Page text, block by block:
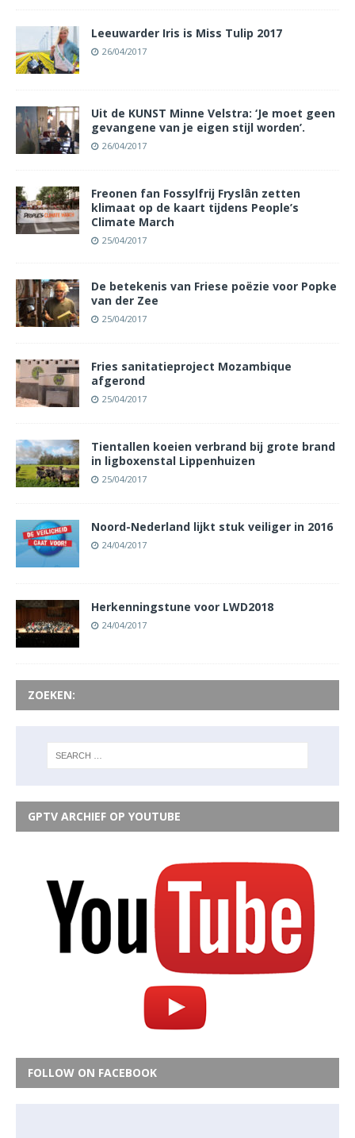
Leeuwarder Iris is Miss Tulip 2017
26/04/2017
Uit de KUNST Minne Velstra: ‘Je moet geen
gevangene van je eigen stijl worden’.
26/04/2017
Freonen fan Fossylfrij Fryslân zetten
klimaat op de kaart tijdens People’s
Climate March
25/04/2017
De betekenis van Friese poëzie voor Popke
van der Zee
25/04/2017
Fries sanitatieproject Mozambique
afgerond
25/04/2017
Tientallen koeien verbrand bij grote brand
in ligboxenstal Lippenhuizen
25/04/2017
Noord-Nederland lijkt stuk veiliger in 2016
24/04/2017
Herkenningstune voor LWD2018
24/04/2017
ZOEKEN:
GPTV ARCHIEF OP YOUTUBE
FOLLOW ON FACEBOOK